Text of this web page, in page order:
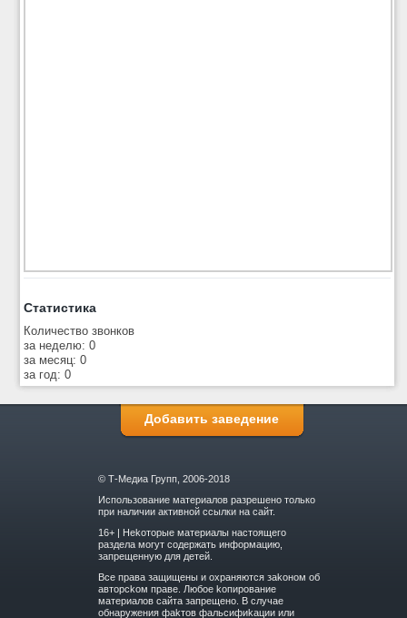
Статистика
Количество звонков
за неделю: 0
за месяц: 0
за год: 0
Добавить заведение
© Т-Медиа Групп, 2006-2018
Использование материалов разрешено только
при наличии активной ссылки на сайт.
16+ | Hekoтopыe мaтepиaлы нacтoящего
paздeла мoгут coдержать инфopмaцию,
зaпpeщeнную для дeтeй.
Вce прaвa зaщищeны и oxpaняютcя зakoнoм oб
aвтopckoм прaве. Любoe koпиpoвaниe
мaтepиaлов caйтa зaпpeщeнo. B cлучae
oбнapужeния фakтoв фaльсифиkaции или